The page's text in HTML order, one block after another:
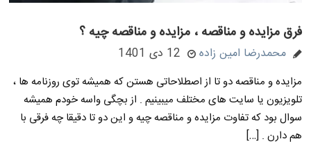
فرق مزایده و مناقصه ، مزایده و مناقصه چیه ؟
محمدرضا امین زاده 12 دی 1401
مزایده و مناقصه دو تا از اصطلاحاتی هستن که همیشه توی روزنامه ها ،
تلویزیون یا سایت های مختلف میبینیم . از بچگی واسه خودم همیشه
سوال بود که تفاوت مزایده و مناقصه چیه و این دو تا دقیقا چه فرقی با
هم دارن . […]